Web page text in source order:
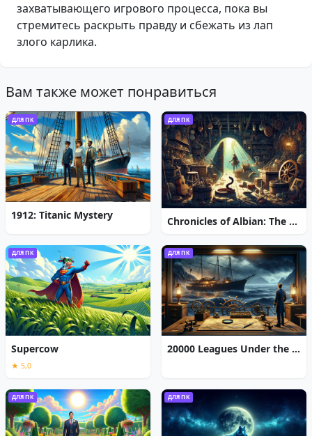
захватывающего игрового процесса, пока вы
стремитесь раскрыть правду и сбежать из лап
злого карлика.
Вам также может понравиться
ДЛЯ ПК
1912: Titanic Mystery
ДЛЯ ПК
Chronicles of Albian: The Magic Convention
ДЛЯ ПК
Supercow
★ 5,0
ДЛЯ ПК
20000 Leagues Under the Sea: Captain Nemo
ДЛЯ ПК ДЛЯ ПК